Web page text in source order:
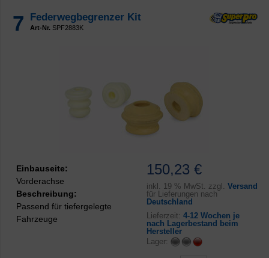
7 Federwegbegrenzer Kit
Art-Nr. SPF2883K
150,23 €
inkl. 19 % MwSt. zzgl. Versand
für Lieferungen nach
Deutschland
Lieferzeit: 4-12 Wochen je
nach Lagerbestand beim
Hersteller
Lager:
Einbauseite:
Vorderachse
Beschreibung:
Passend für tiefergelegte
Fahrzeuge